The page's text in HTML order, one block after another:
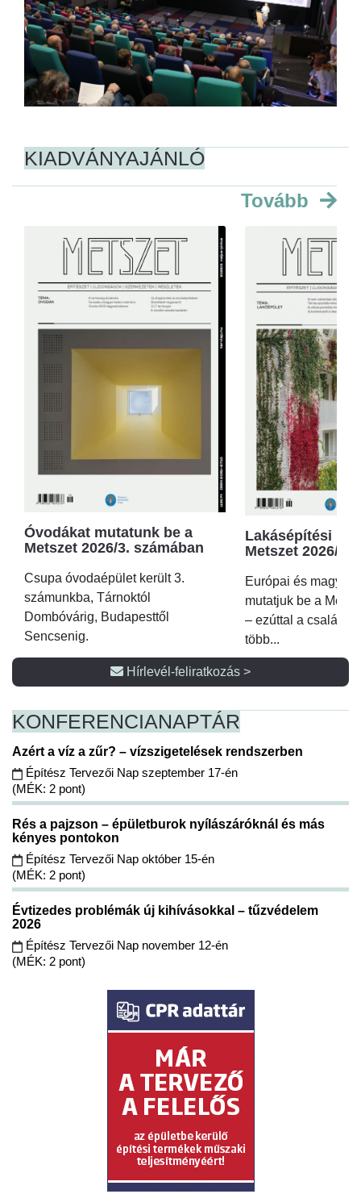
KIADVÁNYAJÁNLÓ
Tovább
Óvodákat mutatunk be a
Metszet 2026/3. számában
Csupa óvodaépület került 3.
számunkba, Tárnoktól
Dombóvárig, Budapesttől
Sencsenig.
Lakásépítési
Metszet 2026/2.
Európai és magyar
mutatjuk be a
– ezúttal a családi
több...
Hírlevél-feliratkozás >
KONFERENCIANAPTÁR
Azért a víz a zűr? – vízszigetelések rendszerben
Építész Tervezői Nap szeptember 17-én
(MÉK: 2 pont)
Rés a pajzson – épületburok nyílászáróknál és más
kényes pontokon
Építész Tervezői Nap október 15-én
(MÉK: 2 pont)
Évtizedes problémák új kihívásokkal – tűzvédelem
2026
Építész Tervezői Nap november 12-én
(MÉK: 2 pont)